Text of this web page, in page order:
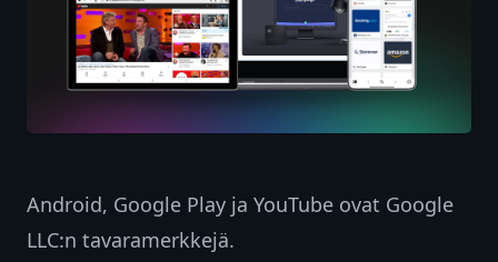
Android, Google Play ja YouTube ovat Google
LLC:n tavaramerkkejä.